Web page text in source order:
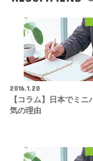
2016.1.20
【コラム】日本でミニ
気の理由